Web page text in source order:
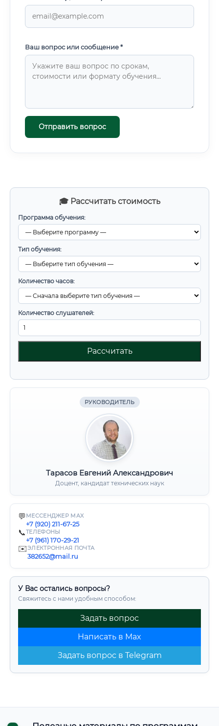
🎓 Рассчитать стоимость
Программа обучения:
Тип обучения:
Количество часов:
Количество слушателей:
Рассчитать
РУКОВОДИТЕЛЬ
Тарасов Евгений Александрович
Доцент, кандидат технических наук
💬 МЕССЕНДЖЕР MAX
+7 (920) 211-67-25
📞ТЕЛЕФОНЫ
+7 (961) 170-29-21
✉️ЭЛЕКТРОННАЯ ПОЧТА
382652@mail.ru
У Вас остались вопросы?
Свяжитесь с нами удобным способом:
Задать вопрос
Написать в Max
Задать вопрос в Telegram
Ваш вопрос или сообщение *
Отправить вопрос